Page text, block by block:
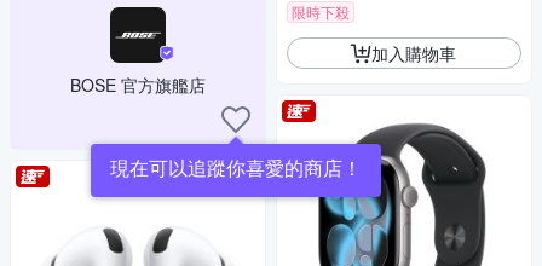
BOSE 官方旗艦店
現在可以追蹤你喜愛的商店！
限時下殺
加入購物車